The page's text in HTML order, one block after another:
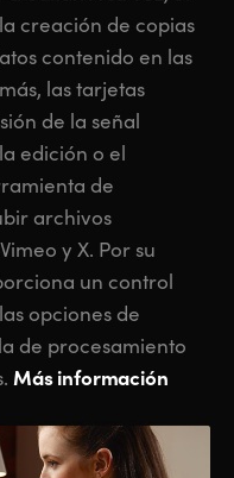
creación de copias
contenido en las
las tarjetas
de la señal
edición o el
de
archivos
y X. Por su
un control
opciones de
de procesamiento
Más información